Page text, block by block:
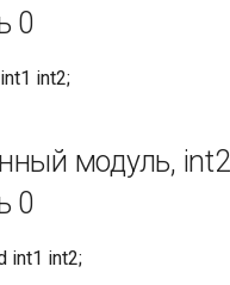
0
int2;
модуль,
0
int1 int2;